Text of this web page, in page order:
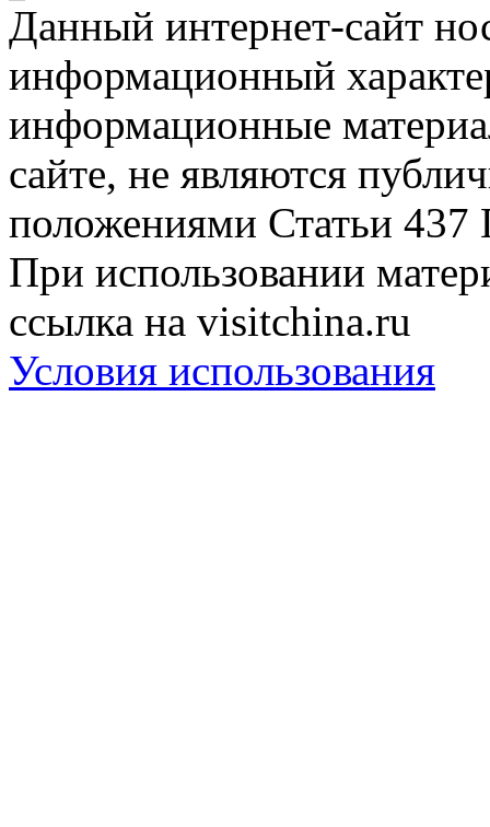
Данный интернет-сайт
информационный
информационные
сайте, не являются
положениями Статьи 437
При использовании
ссылка на visitchina.ru
Условия использования